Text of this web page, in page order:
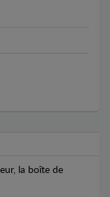
la boîte de